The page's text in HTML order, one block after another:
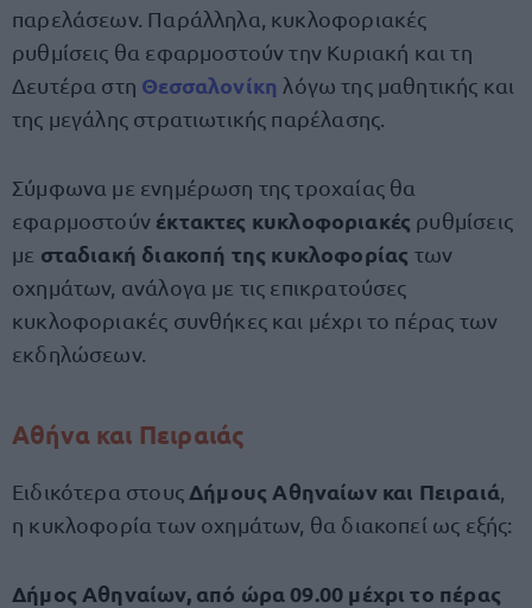
παρελάσεων. Παράλληλα, κυκλοφοριακές
ρυθμίσεις θα εφαρμοστούν την Κυριακή και τη
Δευτέρα στη Θεσσαλονίκη λόγω της μαθητικής και
της μεγάλης στρατιωτικής παρέλασης.
Σύμφωνα με ενημέρωση της τροχαίας θα
εφαρμοστούνέκτακτες κυκλοφοριακές ρυθμίσεις
με σταδιακή διακοπή της κυκλοφορίας των
οχημάτων, ανάλογα με τις επικρατούσες
κυκλοφοριακές συνθήκες και μέχρι το πέρας των
εκδηλώσεων.
Αθήνα και Πειραιάς
Ειδικότερα στους Δήμους Αθηναίων και Πειραιά
η κυκλοφορία των οχημάτων, θα διακοπεί ως εξής:
Δήμος Αθηναίων, από ώρα 09.00 μέχρι το πέρας